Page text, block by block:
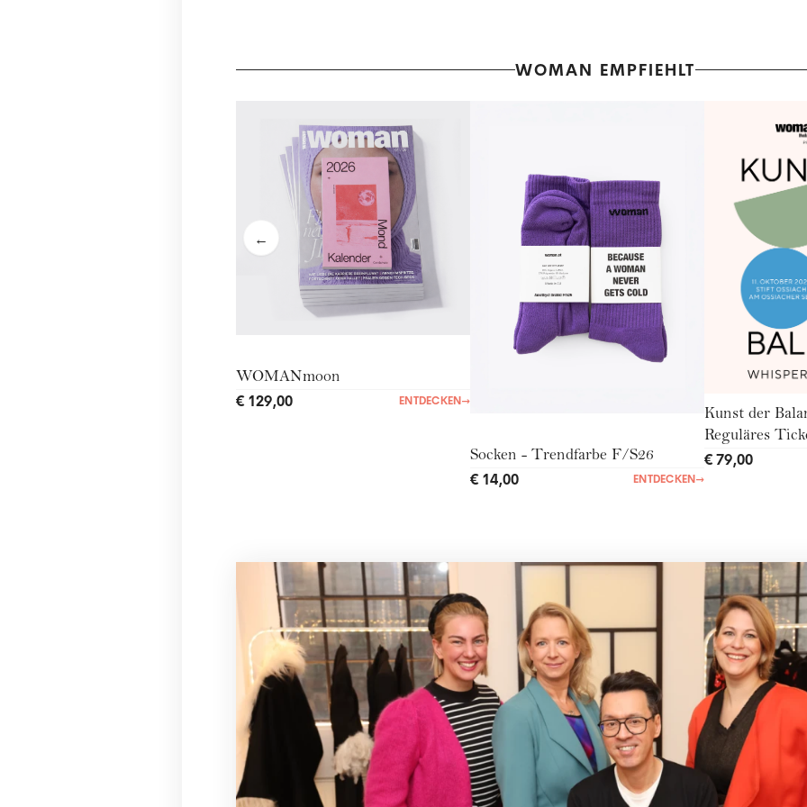
WOMAN EMPFIEHLT
←
WOMANmoon
€ 129,00 ENTDECKEN→
Socken - Trendfarbe F/S26
€ 14,00 ENTDECKEN→
Kunst der
Reguläres
€ 79,00